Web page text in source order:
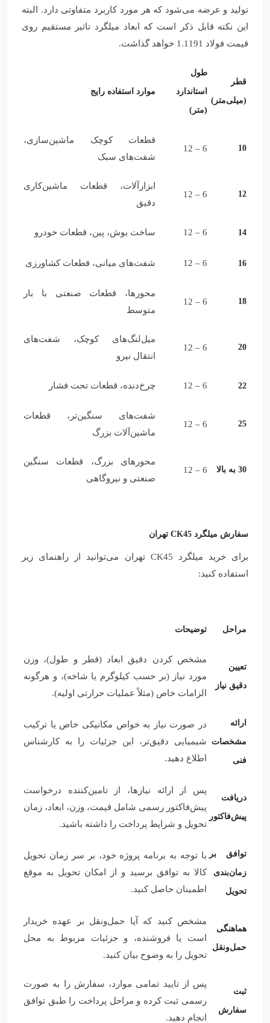
تولید و عرضه می‌شود که هر مورد کاربرد متفاوتی دارد. البته
این نکته قابل ذکر است که ابعاد میلگرد تاثیر مستقیم روی
قیمت فولاد 1.1191 خواهد گذاشت.
قطر
(میلی‌متر)
طول
استاندارد
(متر)
موارد استفاده رایج
10
6 – 12
قطعات کوچک ماشین‌سازی،
شفت‌های سبک
12
6 – 12
ابزارآلات، قطعات ماشین‌کاری
دقیق
14
6 – 12 ساخت بوش، پین، قطعات خودرو
16
6 – 12 شفت‌های میانی، قطعات کشاورزی
18
6 – 12
محورها، قطعات صنعتی با بار
متوسط
20
6 – 12
میل‌لنگ‌های کوچک، شفت‌های
انتقال نیرو
22
6 – 12 چرخ‌دنده، قطعات تحت فشار
25
6 – 12
شفت‌های سنگین‌تر، قطعات
ماشین‌آلات بزرگ
30 به بالا 6 – 12
محورهای بزرگ، قطعات سنگین
صنعتی و نیروگاهی
سفارش میلگرد CK45 تهران
برای خرید میلگرد CK45 تهران می‌توانید از راهنمای زیر
استفاده کنید:
مراحل توضیحات
تعیین
دقیق نیاز
مشخص کردن دقیق ابعاد (قطر و طول)، وزن
مورد نیاز (بر حسب کیلوگرم یا شاخه)، و هرگونه
الزامات خاص (مثلاً عملیات حرارتی اولیه).
ارائه
مشخصات
فنی
در صورت نیاز به خواص مکانیکی خاص یا ترکیب
شیمیایی دقیق‌تر، این جزئیات را به کارشناس
اطلاع دهید.
دریافت
پیش‌فاکتور
پس از ارائه نیازها، از تامین‌کننده درخواست
پیش‌فاکتور رسمی شامل قیمت، وزن، ابعاد، زمان
تحویل و شرایط پرداخت را داشته باشید.
توافق بر
زمان‌بندی
تحویل
با توجه به برنامه پروژه خود، بر سر زمان تحویل
کالا به توافق برسید و از امکان تحویل به موقع
اطمینان حاصل کنید.
هماهنگی
حمل‌ونقل
مشخص کنید که آیا حمل‌ونقل بر عهده خریدار
است یا فروشنده، و جزئیات مربوط به محل
تحویل را به وضوح بیان کنید.
ثبت
سفارش
پس از تایید تمامی موارد، سفارش را به صورت
رسمی ثبت کرده و مراحل پرداخت را طبق توافق
انجام دهید.